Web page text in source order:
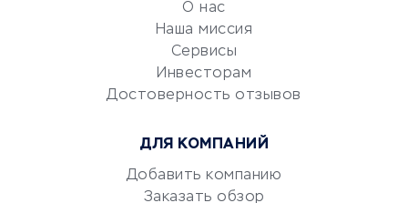
документооборот
Консалтинговые компании
Аудиторские компании
О нас
Наша миссия
Сервисы
Инвесторам
Достоверность отзывов
ДЛЯ КОМПАНИЙ
Добавить компанию
Заказать обзор